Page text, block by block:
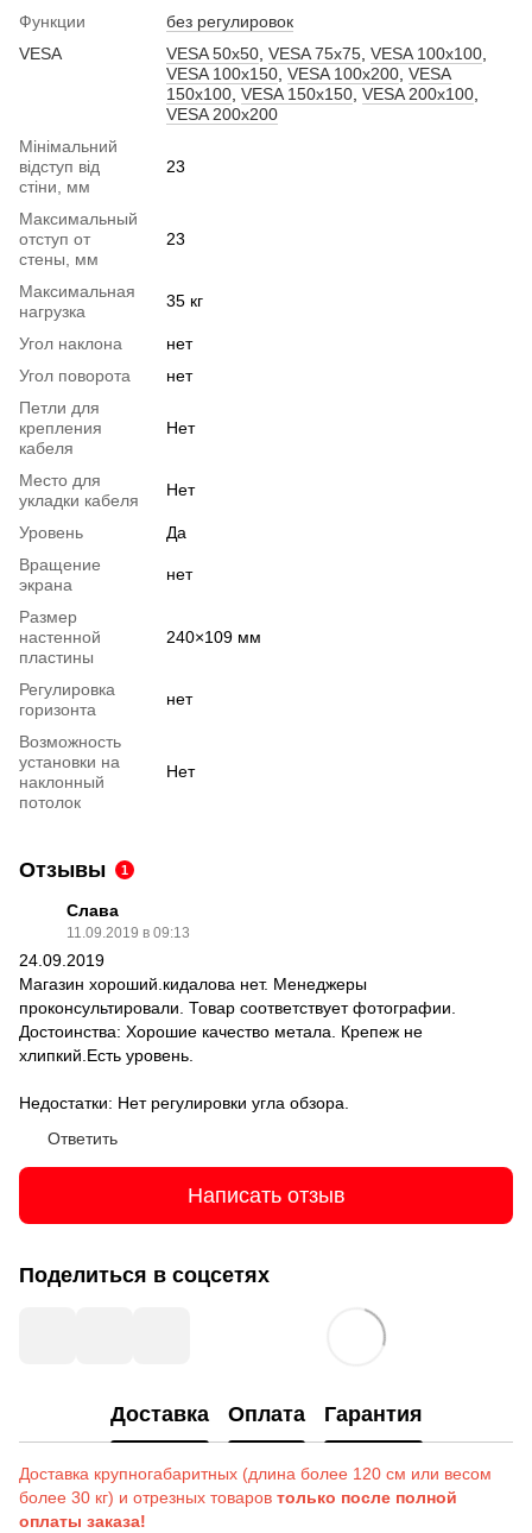
Функции
без регулировок
VESA
VESA 50x50 VESA 75x75 VESA 100x100
VESA 100x150 VESA 100x200 VESA
150x100 VESA 150x150 VESA 200x100
VESA 200x200
Мінімальний
відступ від
стіни, мм
23
Максимальный
отступ от
стены, мм
23
Максимальная
нагрузка
35 кг
Угол наклона
нет
Угол поворота
нет
Петли для
крепления
кабеля
Нет
Место для
укладки кабеля
Нет
Уровень
Да
Вращение
экрана
нет
Размер
настенной
пластины
240×109 мм
Регулировка
горизонта
нет
Возможность
установки на
наклонный
потолок
Нет
Отзывы 1
Слава
11.09.2019 в 09:13
24.09.2019
Магазин хороший.кидалова нет. Менеджеры
проконсультировали. Товар соответствует фотографии.
Достоинства: Хорошие качество метала. Крепеж не
хлипкий.Есть уровень.
Недостатки: Нет регулировки угла обзора.
Ответить
Написать отзыв
Поделиться в соцсетях
Доставка Оплата Гарантия
Доставка крупногабаритных (длина более 120 см или весом
более 30 кг) и отрезных товаров только после полной
оплаты заказа!